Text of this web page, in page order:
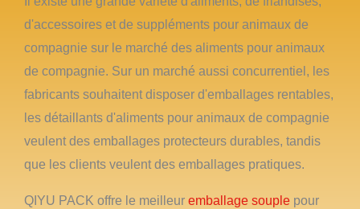
d'accessoires et de suppléments pour animaux de
compagnie sur le marché des aliments pour animaux
de compagnie. Sur un marché aussi concurrentiel, les
fabricants souhaitent disposer d'emballages rentables,
les détaillants d'aliments pour animaux de compagnie
veulent des emballages protecteurs durables, tandis
que les clients veulent des emballages pratiques.
QIYU PACK offre le meilleur emballage souple pour